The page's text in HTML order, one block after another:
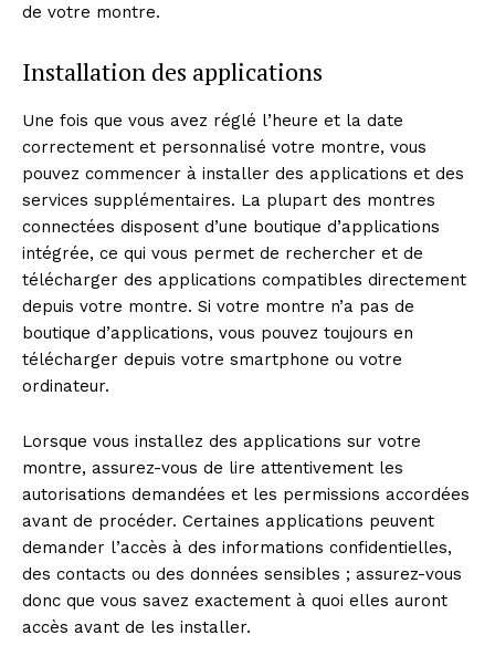
de votre montre.
Installation des applications
Une fois que vous avez réglé l’heure et la date
correctement et personnalisé votre montre, vous
pouvez commencer à installer des applications et des
services supplémentaires. La plupart des montres
connectées disposent d’une boutique d’applications
intégrée, ce qui vous permet de rechercher et de
télécharger des applications compatibles directement
depuis votre montre. Si votre montre n’a pas de
boutique d’applications, vous pouvez toujours en
télécharger depuis votre smartphone ou votre
ordinateur.
Lorsque vous installez des applications sur votre
montre, assurez-vous de lire attentivement les
autorisations demandées et les permissions accordées
avant de procéder. Certaines applications peuvent
demander l’accès à des informations confidentielles,
des contacts ou des données sensibles ; assurez-vous
donc que vous savez exactement à quoi elles auront
accès avant de les installer.